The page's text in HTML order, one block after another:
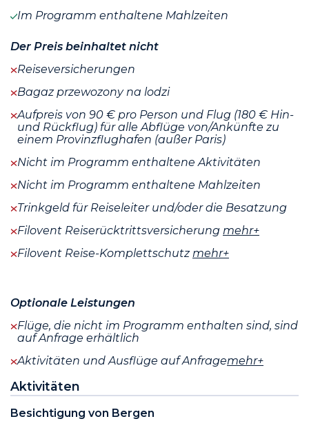
Im Programm enthaltene Mahlzeiten
Der Preis beinhaltet nicht
Reiseversicherungen
Bagaz przewozony na lodzi
Aufpreis von 90 € pro Person und Flug (180 € Hin-
und Rückflug) für alle Abflüge von/Ankünfte zu
einem Provinzflughafen (außer Paris)
Nicht im Programm enthaltene Aktivitäten
Nicht im Programm enthaltene Mahlzeiten
Trinkgeld für Reiseleiter und/oder die Besatzung
Filovent Reiserücktrittsversicherung mehr+
Filovent Reise-Komplettschutzmehr+
Optionale Leistungen
Flüge, die nicht im Programm enthalten sind, sind
auf Anfrage erhältlich
Aktivitäten und Ausflüge auf Anfragemehr+
Aktivitäten
Besichtigung von Bergen